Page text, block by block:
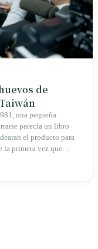
de
una pequeña
parecía un libro
el producto para
la primera vez que
por Taiwán".
a Acer a
en los libros de texto y